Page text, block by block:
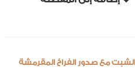
مع صدور الفراخ المقرمشة